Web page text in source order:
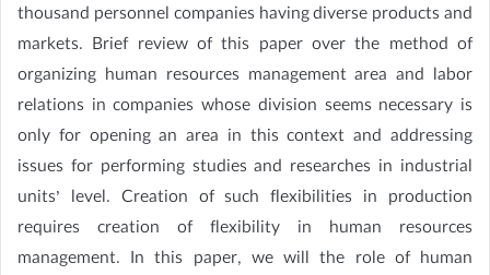
thousand personnel companies having diverse products and
markets. Brief review of this paper over the method of
organizing human resources management area and labor
relations in companies whose division seems necessary is
only for opening an area in this context and addressing
issues for performing studies and researches in industrial
units’ level. Creation of such flexibilities in production
requires creation of flexibility in human resources
management. In this paper, we will the role of human